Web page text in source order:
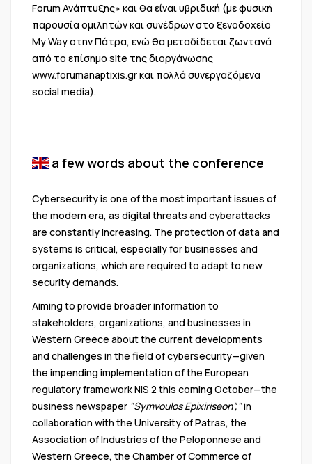
Forum Ανάπτυξης» και θα είναι υβριδική (με φυσική
παρουσία ομιλητών και συνέδρων στο ξενοδοχείο
My Way στην Πάτρα, ενώ θα μεταδίδεται ζωντανά
από το επίσημο site της διοργάνωσης
www.forumanaptixis.grκαι πολλά συνεργαζόμενα
social media).
a few words about the conference
Cybersecurity is one of the most important issues of
the modern era, as digital threats and cyberattacks
are constantly increasing. The protection of data and
systems is critical, especially for businesses and
organizations, which are required to adapt to new
security demands.
Aiming to provide broader information to
stakeholders, organizations, and businesses in
Western Greece about the current developments
and challenges in the field of cybersecurity—given
the impending implementation of the European
regulatory framework NIS 2 this coming October—the
business newspaper "Symvoulos Epixiriseon”,"in
collaboration with the University of Patras, the
Association of Industries of the Peloponnese and
Western Greece, the Chamber of Commerce of